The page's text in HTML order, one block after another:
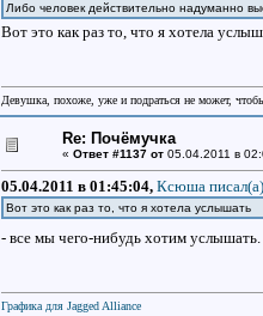
Либо человек действительно надуманно
Вот это как раз то, что я хотела
Девушка, похоже, уже и подраться не может,
Re: Почёмучка
« Ответ #1137 от05.04.2011 в
05.04.2011 в 01:45:04, Ксюша писал(a)
Вот это как раз то, что я хотела услышать
- все мы чего-нибудь хотим услышать.
Графика для Jagged Alliance